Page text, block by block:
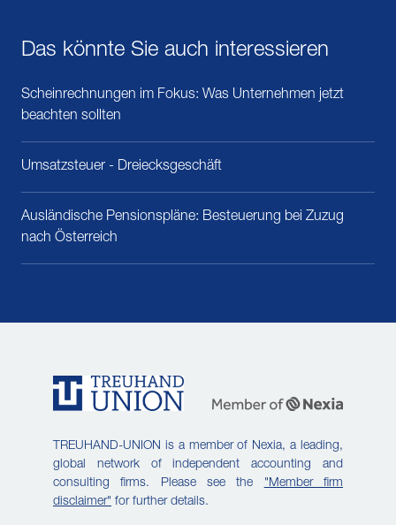
Das könnte Sie auch interessieren
Scheinrechnungen im Fokus: Was Unternehmen jetzt
beachten sollten
Umsatzsteuer - Dreiecksgeschäft
Ausländische Pensionspläne: Besteuerung bei Zuzug
nach Österreich
TREUHAND-UNION is a member of Nexia, a leading,
global network of independent accounting and
consulting firms. Please see the "Member firm
disclaimer" for further details.